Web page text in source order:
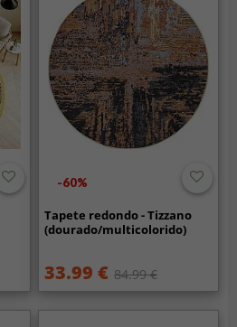
-60%
Tapete redondo - Tizzano
(dourado/multicolorido)
33.99 € 84.99 €